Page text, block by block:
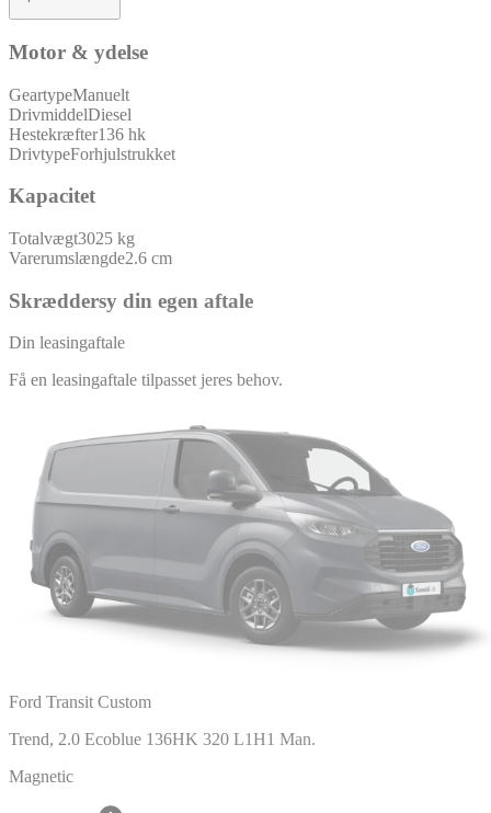
Motor & ydelse
GeartypeManuelt
DrivmiddelDiesel
Hestekræfter136 hk
DrivtypeForhjulstrukket
Kapacitet
Totalvægt3025 kg
Varerumslængde2.6 cm
Skræddersy din egen aftale
Din leasingaftale
Få en leasingaftale tilpasset jeres behov.
Ford Transit Custom
Trend, 2.0 Ecoblue 136HK 320 L1H1 Man.
Magnetic